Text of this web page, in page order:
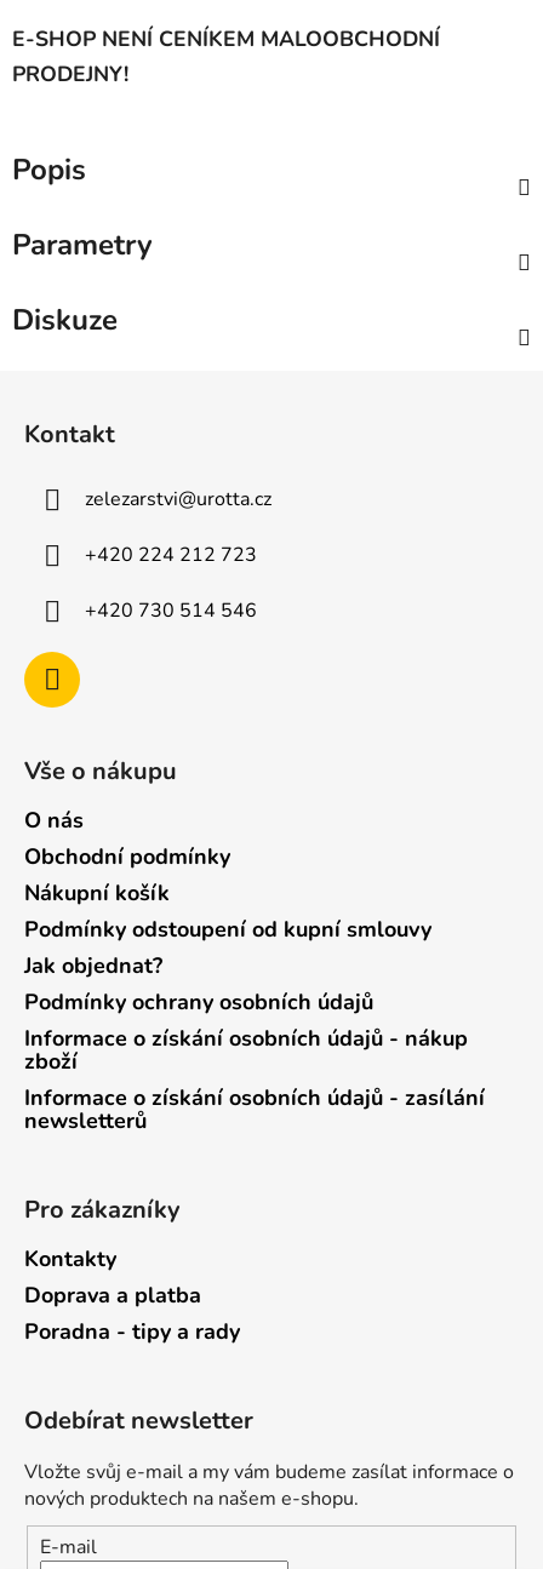
E-SHOP NENÍ CENÍKEM MALOOBCHODNÍ
PRODEJNY!
Popis
Parametry
Diskuze
Kontakt
zelezarstvi@urotta.cz
+420 224 212 723
+420 730 514 546
Vše o nákupu
O nás
Obchodní podmínky
Nákupní košík
Podmínky odstoupení od kupní smlouvy
Jak objednat?
Podmínky ochrany osobních údajů
Informace o získání osobních údajů - nákup
zboží
Informace o získání osobních údajů - zasílání
newsletterů
Pro zákazníky
Kontakty
Doprava a platba
Poradna - tipy a rady
Odebírat newsletter
Vložte svůj e-mail a my vám budeme zasílat informace o
nových produktech na našem e-shopu.
E-mail